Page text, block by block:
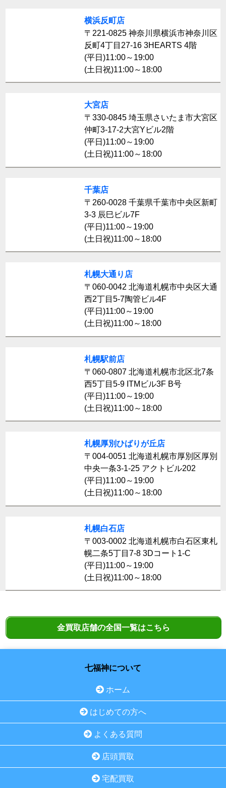
横浜反町店
〒221-0825 神奈川県横浜市神奈川区
反町4丁目27-16 3HEARTS 4階
(平日)11:00～19:00
(土日祝)11:00～18:00
大宮店
〒330-0845 埼玉県さいたま市大宮区
仲町3-17-2大宮Yビル2階
(平日)11:00～19:00
(土日祝)11:00～18:00
千葉店
〒260-0028 千葉県千葉市中央区新町
3-3 辰巳ビル7F
(平日)11:00～19:00
(土日祝)11:00～18:00
札幌大通り店
〒060-0042 北海道札幌市中央区大通
西2丁目5-7陶管ビル4F
(平日)11:00～19:00
(土日祝)11:00～18:00
札幌駅前店
〒060-0807 北海道札幌市北区北7条
西5丁目5-9 ITMビル3F B号
(平日)11:00～19:00
(土日祝)11:00～18:00
札幌厚別ひばりが丘店
〒004-0051 北海道札幌市厚別区厚別
中央一条3-1-25 アクトビル202
(平日)11:00～19:00
(土日祝)11:00～18:00
札幌白石店
〒003-0002 北海道札幌市白石区東札
幌二条5丁目7-8 3Dコート1-C
(平日)11:00～19:00
(土日祝)11:00～18:00
金買取店舗の全国一覧はこちら
七福神について
ホーム
はじめての方へ
よくある質問
店頭買取
宅配買取